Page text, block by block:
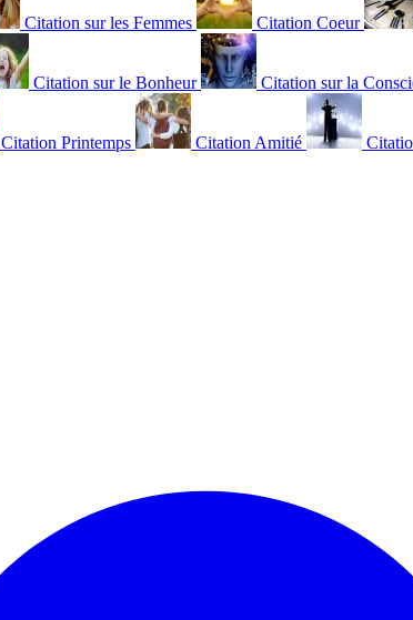
Citation sur les Femmes Citation Coeur
Citation sur le Bonheur Citation sur la
Citation Printemps Citation Amitié